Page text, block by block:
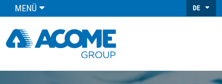
MENÜ DE